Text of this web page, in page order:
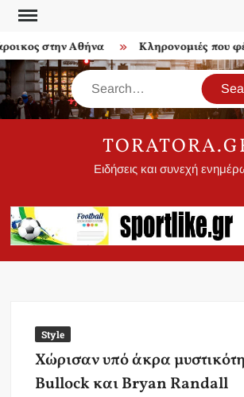
Skip
contentστην Αθήνα Κληρονομιές που
Search
Ειδήσεις και συνεχή
Style
Χώρισαν υπό άκρα
Bullock και Bryan Randall